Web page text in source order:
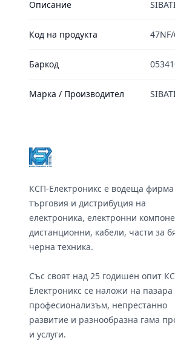
Описание
Код на продукта
Баркод
Марка / Производител
КСП-Електроникс е водеща фирма
търговия и дистрибуция на
електроника, електронни
дистанционни, кабели, части за
черна техника.
Със своят над 25 годишен опит
Електроникс се наложи на пазара
професионализъм, непрестанно
развитие и разнообразна гама
и услуги.